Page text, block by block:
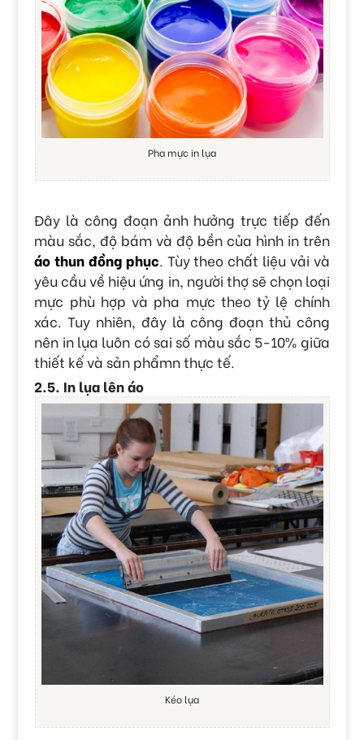
Pha mực in lụa
Đây là công đoạn ảnh hưởng trực tiếp đến
màu sắc, độ bám và độ bền của hình in trên
áo thun đồng phục. Tùy theo chất liệu vải và
yêu cầu về hiệu ứng in, người thợ sẽ chọn loại
mực phù hợp và pha mực theo tỷ lệ chính
xác. Tuy nhiên, đây là công đoạn thủ công
nên in lụa luôn có sai số màu sắc 5-10% giữa
thiết kế và sản phẩmn thực tế.
2.5. In lụa lên áo
Kéo lụa